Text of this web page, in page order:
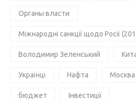
Органы власти
Міжнародні санкції щодо Росії
Володимир Зеленський
Українці Нафта Москва
бюджет Інвестиції